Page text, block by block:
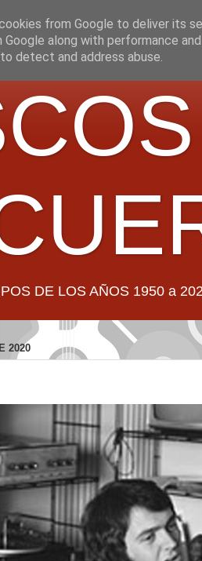
DE LOS AÑOS 1950 a
2020
from Google to deliver its
Google along with performance
detect and address abuse.